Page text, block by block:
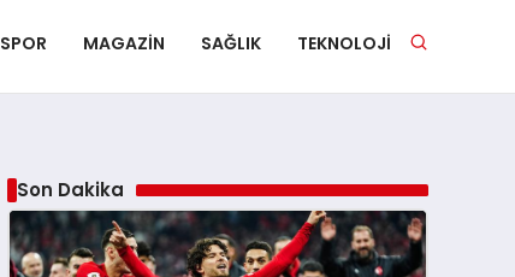
SPOR MAGAZIN SAĞLIK TEKNOLOJI
Son Dakika